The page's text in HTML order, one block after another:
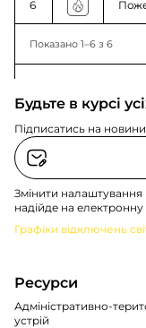
6
Показано 1–6 з 6
Будьте в курсі
Підписатись на
Змінити
надійде на
Графіки відключень
Ресурси
Адміністративно-
устрій